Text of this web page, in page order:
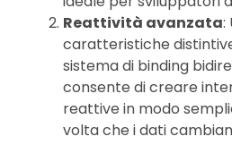
Reattività avanzata:
caratteristiche
sistema di binding
consente di creare
reattive in modo
volta che i dati